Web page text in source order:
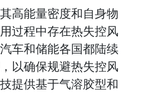
高能量密度和自身物
过程中存在热失控风
车和储能各国都陆续
以确保规避热失控风
提供基于气溶胶型和